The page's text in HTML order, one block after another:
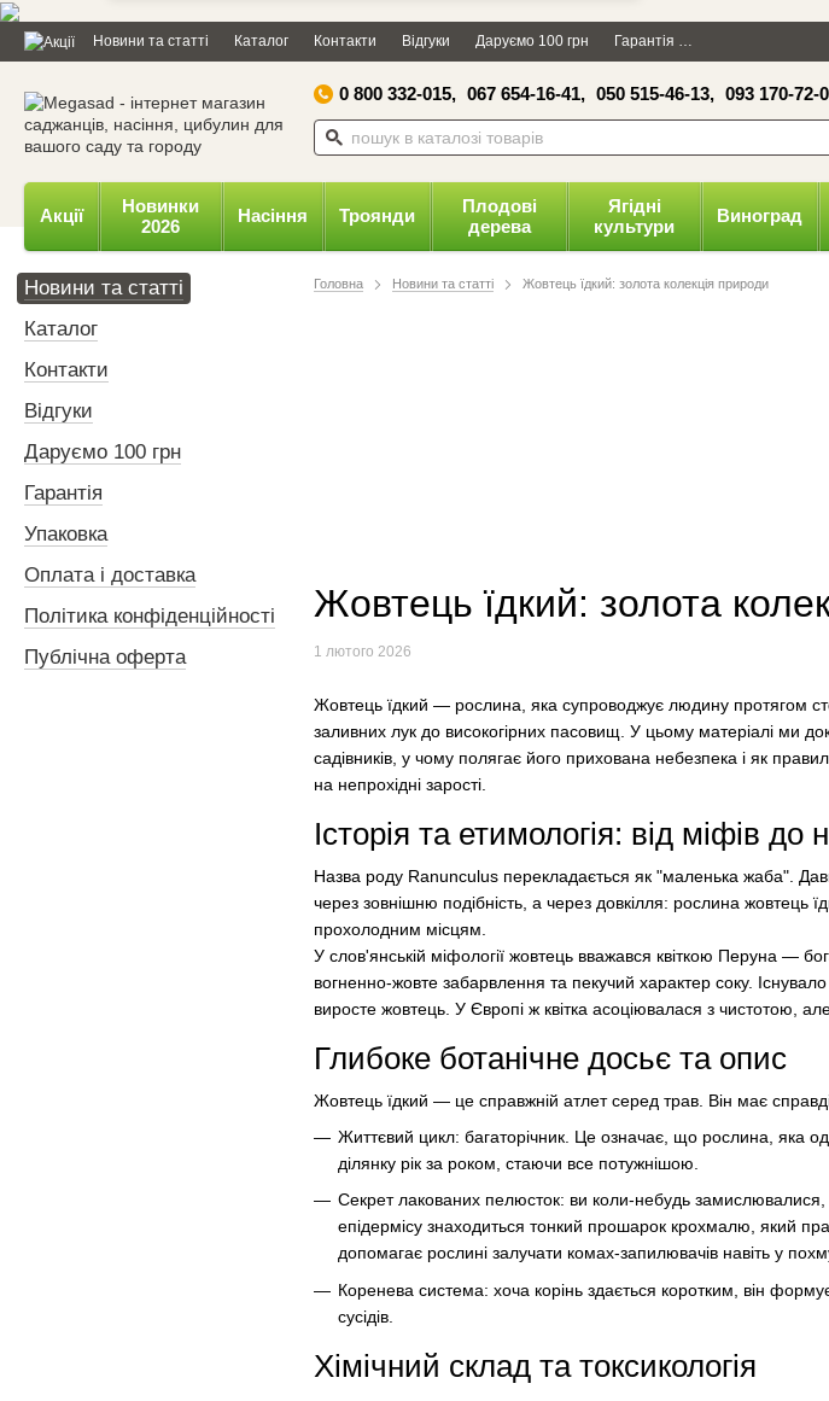
Дозвольте сайту megasad.net
відправляти вам сповіщення на
робочий стіл.
Powered by SendPulse Заборонити Дозволити
×
Новини та статті Каталог Контакти Відгуки Даруємо 100 грн Гарантія
0 800 332-015, 067 654-16-41, 050 515-46-13, 093 170-72-
Акції
Новинки
2026
Насіння Троянди
Плодові
дерева
Ягідні
культури
Виноград
Головна Новини та статті Жовтець їдкий: золота колекція природи
Жовтець їдкий: золота
1 лютого 2026
Жовтець їдкий — рослина, яка супроводжує людину протягом
заливних лук до високогірних пасовищ. У цьому матеріалі ми
садівників, у чому полягає його прихована небезпека і як
на непрохідні зарості.
Історія та етимологія: від міфів до
Назва роду Ranunculus перекладається як "маленька жаба".
через зовнішню подібність, а через довкілля: рослина жовтець
прохолодним місцям.
У слов'янській міфології жовтець вважався квіткою Перуна —
вогненно-жовте забарвлення та пекучий характер соку.
виросте жовтець. У Європі ж квітка асоціювалася з чистотою,
Глибоке ботанічне досьє та опис
Жовтець їдкий — це справжній атлет серед трав. Він має справді
Життєвий цикл: багаторічник. Це означає, що рослина, яка
ділянку рік за роком, стаючи все потужнішою.
Секрет лакованих пелюсток: ви коли-небудь
епідермісу знаходиться тонкий прошарок крохмалю, який
допомагає рослині залучати комах-запилювачів навіть у
Коренева система: хоча корінь здається коротким, він
сусідів.
Хімічний склад та токсикологія
Новини та статті
Каталог
Контакти
Відгуки
Даруємо 100 грн
Гарантія
Упаковка
Оплата і доставка
Політика конфіденційності
Публічна оферта